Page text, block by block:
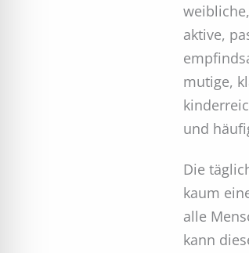
aktive,
mutige,
und
Die
kaum
alle
kann